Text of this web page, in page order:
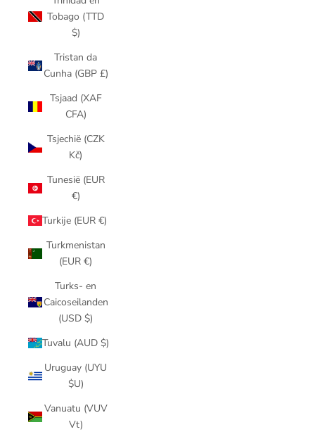
Tobago (TTD
$)
Tristan da
Cunha (GBP £)
Tsjaad (XAF
CFA)
Tsjechië (CZK
Kč)
Tunesië (EUR
€)
Turkije (EUR €)
Turkmenistan
(EUR €)
Turks- en
Caicoseilanden
(USD $)
Tuvalu (AUD $)
Uruguay (UYU
$U)
Vanuatu (VUV
Vt)